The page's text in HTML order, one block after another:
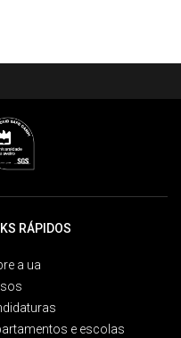
RÁPIDOS
a ua
e escolas